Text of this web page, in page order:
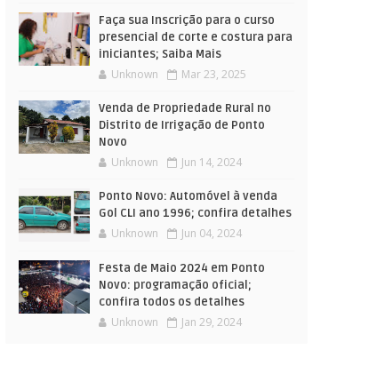
Faça sua Inscrição para o curso
presencial de corte e costura para
iniciantes; Saiba Mais
Unknown Mar 23, 2025
Venda de Propriedade Rural no
Distrito de Irrigação de Ponto
Novo
Unknown Jun 14, 2024
Ponto Novo: Automóvel à venda
Gol CLI ano 1996; confira detalhes
Unknown Jun 04, 2024
Festa de Maio 2024 em Ponto
Novo: programação oficial;
confira todos os detalhes
Unknown Jan 29, 2024